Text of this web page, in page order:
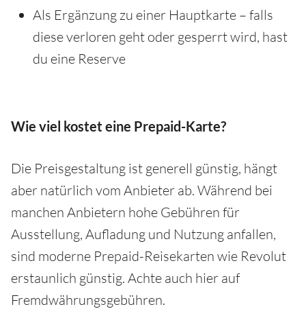
Als Ergänzung zu einer Hauptkarte – falls
diese verloren geht oder gesperrt wird, hast
du eine Reserve
Wie viel kostet eine Prepaid-Karte?
Die Preisgestaltung ist generell günstig, hängt
aber natürlich vom Anbieter ab. Während bei
manchen Anbietern hohe Gebühren für
Ausstellung, Aufladung und Nutzung anfallen,
sind moderne Prepaid-Reisekarten wie Revolut
erstaunlich günstig. Achte auch hier auf
Fremdwährungsgebühren.